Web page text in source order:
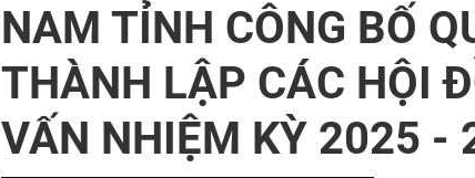
NAM TỈNH CÔNG BỐ
THÀNH LẬP CÁC HỘI
VẤN NHIỆM KỲ 2025 -